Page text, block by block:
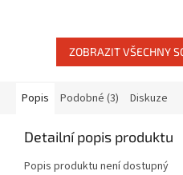
ZOBRAZIT VŠECHNY
Popis Podobné (3) Diskuze
Detailní popis produktu
Popis produktu není dostupný